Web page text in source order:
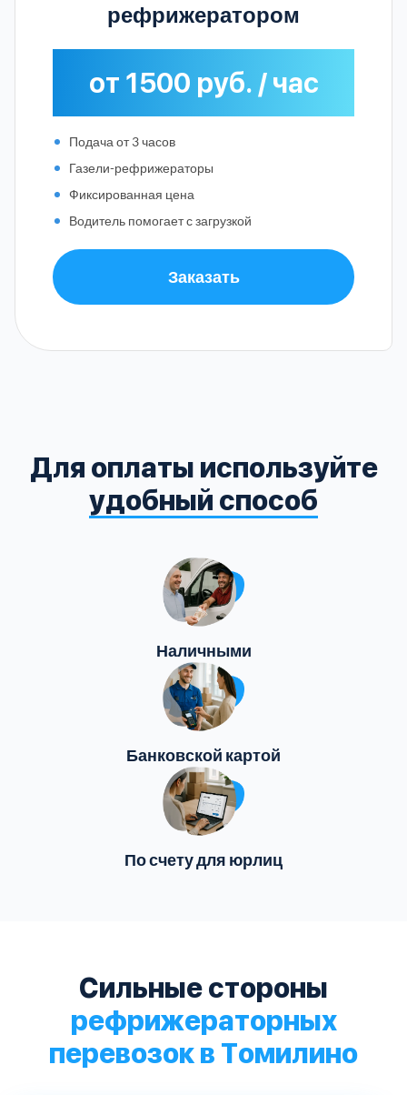
рефрижератором
от 1500 руб. / час
Подача от 3 часов
Газели-рефрижераторы
Фиксированная цена
Водитель помогает с загрузкой
Заказать
Для оплаты используйте
удобный способ
Наличными
Банковской картой
По счету для юрлиц
Сильные стороны
рефрижераторных
перевозок в Томилино